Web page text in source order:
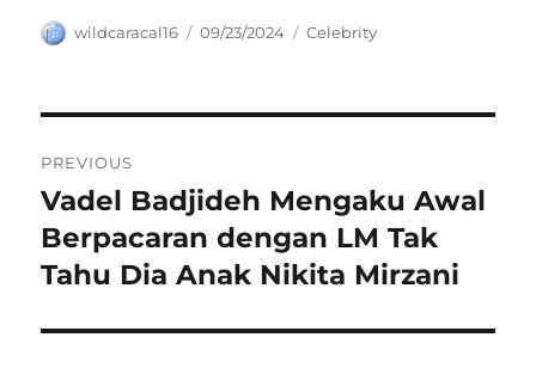
Author
wildcaracal16
Posted
09/23/2024 Categories
Celebrity
pos
PREVIOUS
Previous
post:
Vadel Badjideh Mengaku Awal
Berpacaran dengan LM Tak
Tahu Dia Anak Nikita Mirzani